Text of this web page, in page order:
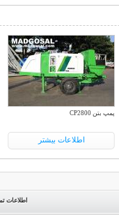
پمپ بتن CP2800
اطلاعات بیشتر
اطلاعات